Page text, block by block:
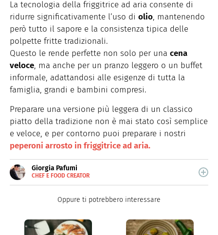
La tecnologia della friggitrice ad aria consente di
ridurre significativamente l’uso di olio, mantenendo
però tutto il sapore e la consistenza tipica delle
polpette fritte tradizionali.
Questo le rende perfette non solo per una cena
veloce, ma anche per un pranzo leggero o un buffet
informale, adattandosi alle esigenze di tutta la
famiglia, grandi e bambini compresi.
Preparare una versione più leggera di un classico
piatto della tradizione non è mai stato così semplice
e veloce, e per contorno puoi preparare i nostri
peperoni arrosto in friggitrice ad aria.
Giorgia Pafumi
CHEF E FOOD CREATOR
Giorgia Pafumi è una "chef creator" che crea ricette
Oppure ti potrebbero interessare